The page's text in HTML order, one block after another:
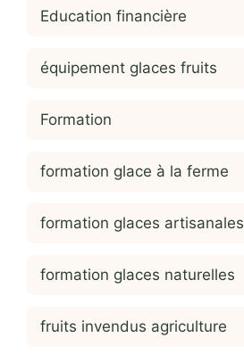
Education financière
équipement glaces fruits
Formation
formation glace à la ferme
formation glaces artisanales
formation glaces naturelles
fruits invendus agriculture